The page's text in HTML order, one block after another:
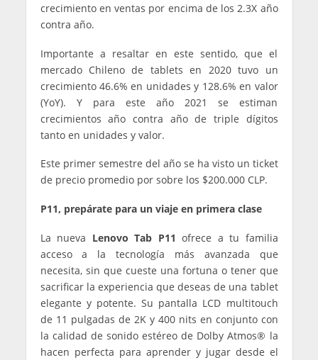
crecimiento en ventas por encima de los 2.3X año
contra año.
Importante a resaltar en este sentido, que el
mercado Chileno de tablets en 2020 tuvo un
crecimiento 46.6% en unidades y 128.6% en valor
(YoY). Y para este año 2021 se estiman
crecimientos año contra año de triple dígitos
tanto en unidades y valor.
Este primer semestre del año se ha visto un ticket
de precio promedio por sobre los $200.000 CLP.
P11, prepárate para un viaje en primera clase
La nueva Lenovo Tab P11 ofrece a tu familia
acceso a la tecnología más avanzada que
necesita, sin que cueste una fortuna o tener que
sacrificar la experiencia que deseas de una tablet
elegante y potente. Su pantalla LCD multitouch
de 11 pulgadas de 2K y 400 nits en conjunto con
la calidad de sonido estéreo de Dolby Atmos® la
hacen perfecta para aprender y jugar desde el